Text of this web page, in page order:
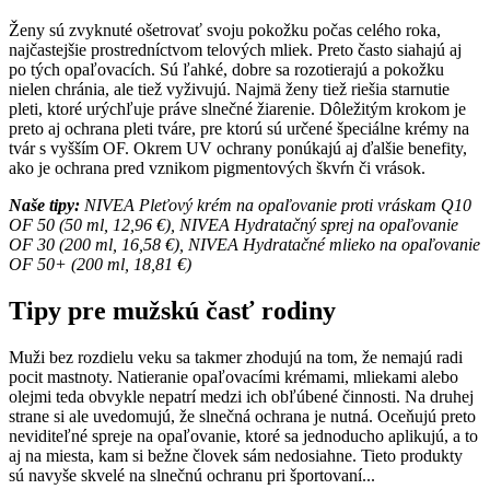
Ženy sú zvyknuté ošetrovať svoju pokožku počas celého roka,
najčastejšie prostredníctvom telových mliek. Preto často siahajú aj
po tých opaľovacích. Sú ľahké, dobre sa rozotierajú a pokožku
nielen chránia, ale tiež vyživujú. Najmä ženy tiež riešia starnutie
pleti, ktoré urýchľuje práve slnečné žiarenie. Dôležitým krokom je
preto aj ochrana pleti tváre, pre ktorú sú určené špeciálne krémy na
tvár s vyšším OF. Okrem UV ochrany ponúkajú aj ďalšie benefity,
ako je ochrana pred vznikom pigmentových škvŕn či vrások.
Naše tipy: NIVEA Pleťový krém na opaľovanie proti vráskam Q10
OF 50 (50 ml, 12,96 €), NIVEA Hydratačný sprej na opaľovanie
OF 30 (200 ml, 16,58 €), NIVEA Hydratačné mlieko na opaľovanie
OF 50+ (200 ml, 18,81 €)
Tipy pre mužskú časť rodiny
Muži bez rozdielu veku sa takmer zhodujú na tom, že nemajú radi
pocit mastnoty. Natieranie opaľovacími krémami, mliekami alebo
olejmi teda obvykle nepatrí medzi ich obľúbené činnosti. Na druhej
strane si ale uvedomujú, že slnečná ochrana je nutná. Oceňujú preto
neviditeľné spreje na opaľovanie, ktoré sa jednoducho aplikujú, a to
aj na miesta, kam si bežne človek sám nedosiahne. Tieto produkty
sú navyše skvelé na slnečnú ochranu pri športovaní...